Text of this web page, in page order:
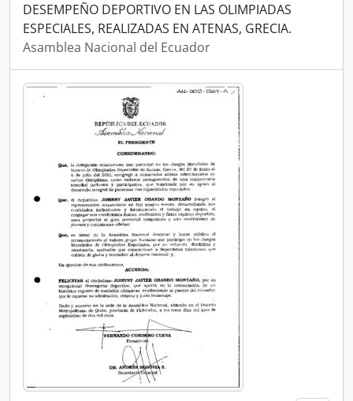
DESEMPEÑO DEPORTIVO EN LAS OLIMPIADAS
ESPECIALES, REALIZADAS EN ATENAS, GRECIA.
Asamblea Nacional del Ecuador